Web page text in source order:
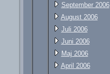
September 2006
August 2006
Juli 2006
Juni 2006
Maj 2006
April 2006